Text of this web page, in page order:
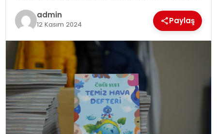
admin
12 Kasım 2024 Paylaş